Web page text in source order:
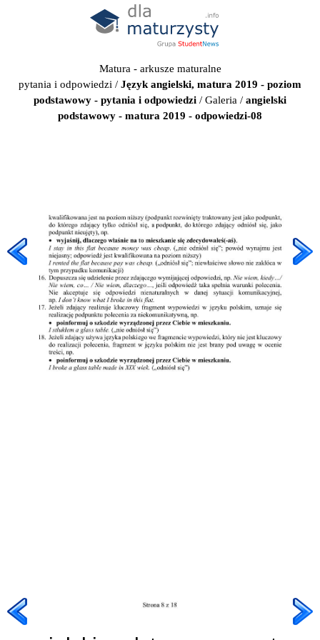
Matura - arkusze maturalne
pytania i odpowiedzi / Język angielski, matura 2019 - poziom
podstawowy - pytania i odpowiedzi / Galeria / angielski
podstawowy - matura 2019 - odpowiedzi-08